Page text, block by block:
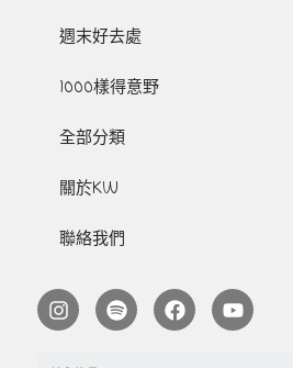
週末好去處
1000樣得意野
全部分類
關於KW
聯絡我們